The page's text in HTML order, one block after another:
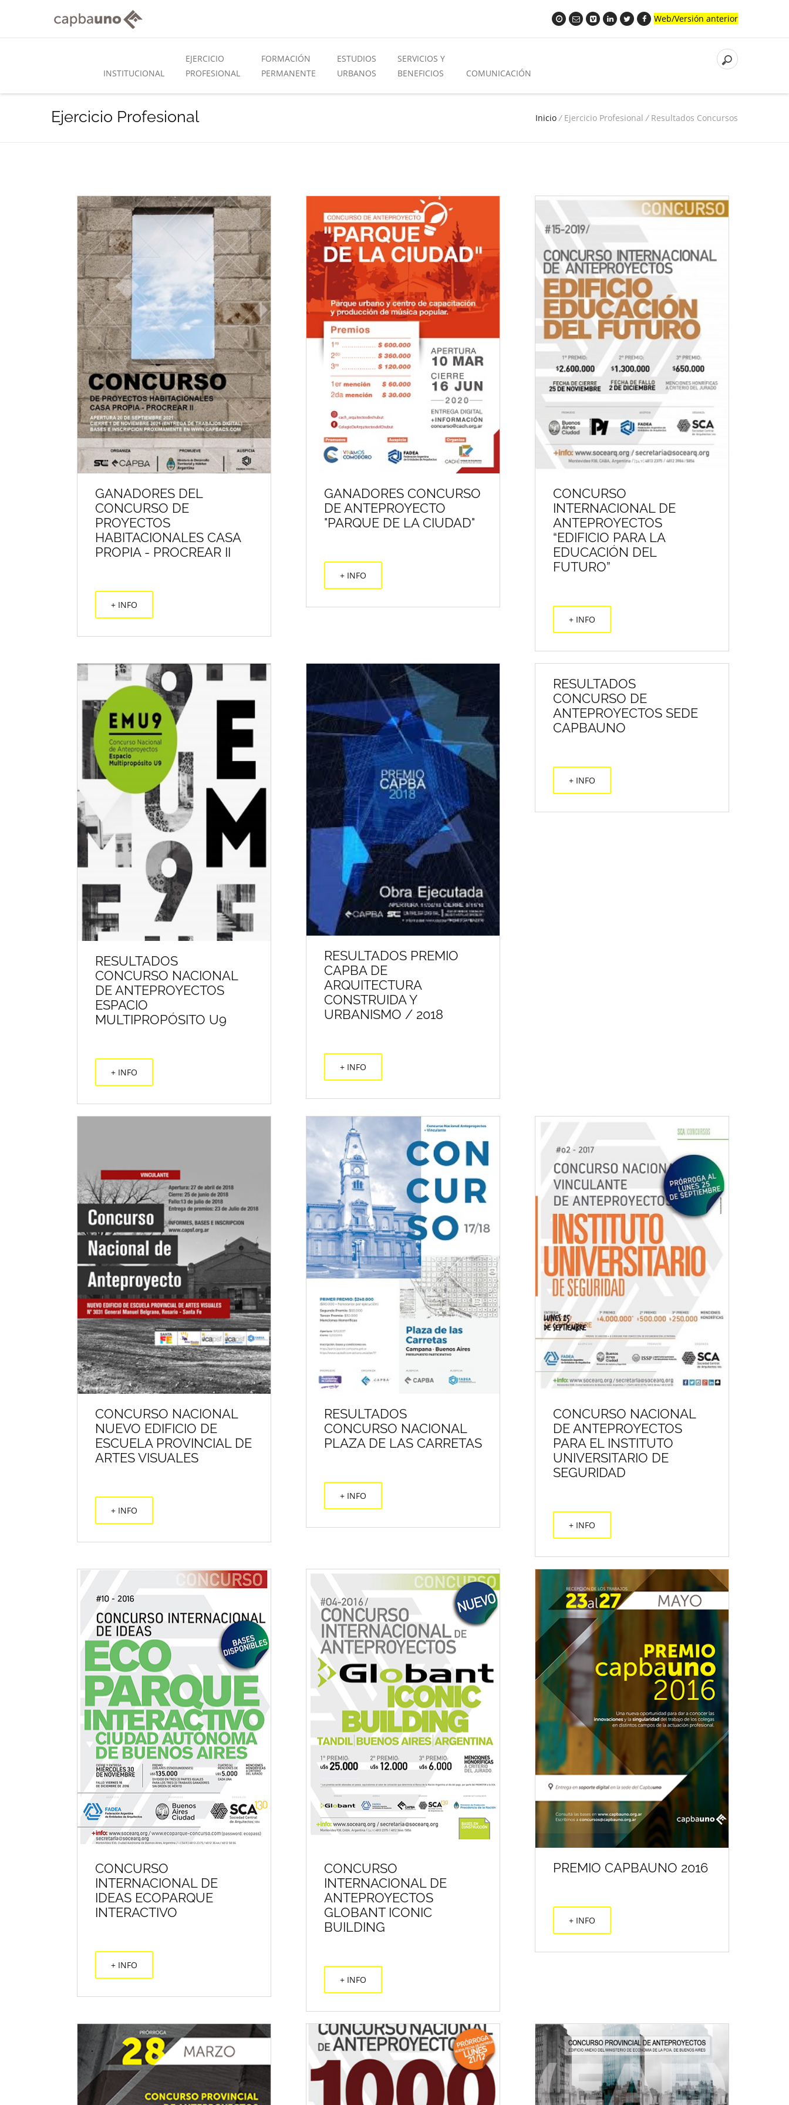
Web/Versión anterior
INSTITUCIONAL
EJERCICIO
PROFESIONAL
FORMACIÓN
PERMANENTE
ESTUDIOS
URBANOS
SERVICIOS Y
BENEFICIOS
COMUNICACIÓN
Ejercicio Profesional Inicio /Ejercicio Profesional/Resultados Concursos
GANADORES DEL
CONCURSO DE
PROYECTOS
HABITACIONALES CASA
PROPIA - PROCREAR II
+ INFO
GANADORES CONCURSO
DE ANTEPROYECTO
"PARQUE DE LA CIUDAD"
+ INFO
CONCURSO
INTERNACIONAL DE
ANTEPROYECTOS
“EDIFICIO PARA LA
EDUCACIÓN DEL
FUTURO”
+ INFO
RESULTADOS
CONCURSO NACIONAL
DE ANTEPROYECTOS
ESPACIO
MULTIPROPÓSITO U9
+ INFO
RESULTADOS PREMIO
CAPBA DE
ARQUITECTURA
CONSTRUIDA Y
URBANISMO / 2018
+ INFO
RESULTADOS
CONCURSO DE
ANTEPROYECTOS SEDE
CAPBAUNO
+ INFO
CONCURSO NACIONAL
NUEVO EDIFICIO DE
ESCUELA PROVINCIAL DE
ARTES VISUALES
+ INFO
RESULTADOS
CONCURSO NACIONAL
PLAZA DE LAS CARRETAS
+ INFO
CONCURSO NACIONAL
DE ANTEPROYECTOS
PARA EL INSTITUTO
UNIVERSITARIO DE
SEGURIDAD
+ INFO
CONCURSO
INTERNACIONAL DE
IDEAS ECOPARQUE
INTERACTIVO
+ INFO
CONCURSO
INTERNACIONAL DE
ANTEPROYECTOS
GLOBANT ICONIC
BUILDING
+ INFO
PREMIO CAPBAUNO 2016
+ INFO